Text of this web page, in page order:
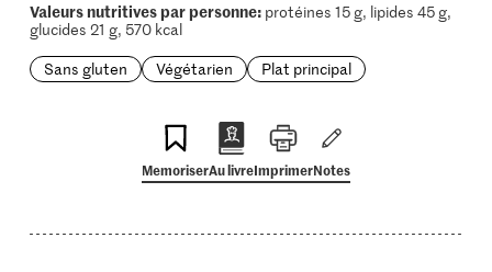
Valeurs nutritives par personne:protéines 15 g, lipides 45 g,
glucides 21 g, 570 kcal
Sans gluten
Végétarien Plat principal
MemoriserAu livreImprimerNotes